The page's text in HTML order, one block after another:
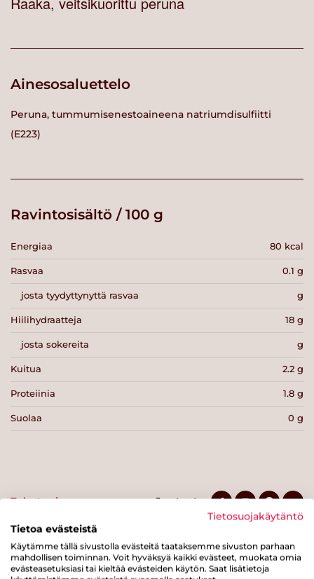
Ainesosaluettelo
Peruna, tummumisenestoaineena natriumdisulfiitti
(E223)
Ravintosisältö / 100 g
Energiaa 80 kcal
Rasvaa 0.1 g
josta tyydyttynyttä rasvaa g
Hiilihydraatteja 18 g
josta sokereita g
Kuitua 2.2 g
Proteiinia 1.8 g
Suolaa 0 g
Tulosta sivu Jaa tuote
Tietosuojakäytäntö
Tietoa evästeistä
Käytämme tällä sivustolla evästeitä taataksemme sivuston parhaan
mahdollisen toiminnan. Voit hyväksyä kaikki evästeet, muokata omia
evästeasetuksiasi tai kieltää evästeiden käytön. Saat lisätietoja